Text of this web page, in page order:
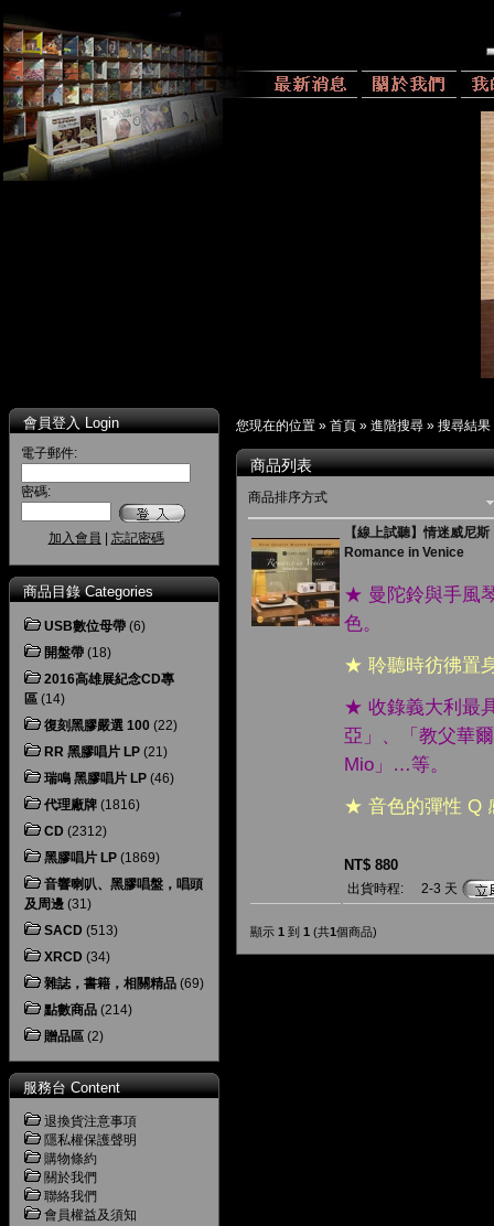
會員登入 Login
電子郵件:
密碼:
加入會員 忘記密碼
商品目錄 Categories
USB數位母帶 (6)
開盤帶 (18)
2016高雄展紀念CD專
區 (14)
復刻黑膠嚴選 100 (22)
RR 黑膠唱片 LP (21)
瑞鳴 黑膠唱片 LP (46)
代理廠牌 (1816)
CD (2312)
黑膠唱片 LP (1869)
音響喇叭、黑膠唱盤，唱頭
及周邊 (31)
SACD (513)
XRCD (34)
雜誌，書籍，相關精品 (69)
點數商品 (214)
贈品區 (2)
服務台 Content
退換貨注意事項
隱私權保護聲明
購物條約
關於我們
聯絡我們
會員權益及須知
您現在的位置 » 首頁 » 進階搜尋 » 搜尋結果
商品列表
商品排序方式
【線上試聽】情迷威尼
Romance in Venice
★ 曼陀鈴與手風
色。
★ 聆聽時彷彿置
★ 收錄義大利最
亞」、「教父華
Mio」…等。
★ 音色的彈性 Q
NT$ 880
出貨時程: 2-3 天
顯示 1 到 1 (共1個商品)